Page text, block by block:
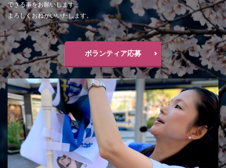
できる事をお願いします。
よろしくおねがいいたします。
ボランティア応募